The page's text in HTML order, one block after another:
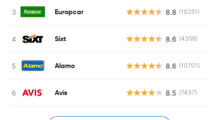
Europcar 8.8 (10251)
Sixt 8.6 (4356)
Alamo 8.6 (10701)
Avis 8.5 (7437)